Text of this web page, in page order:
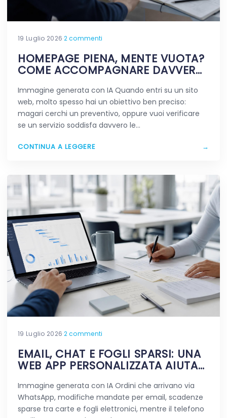
19 Luglio 2026·2 commenti
HOMEPAGE PIENA, MENTE VUOTA?
COME ACCOMPAGNARE DAVVERO
Immagine generata con IA Quando entri su un sito
web, molto spesso hai un obiettivo ben preciso:
magari cerchi un preventivo, oppure vuoi verificare
se un servizio soddisfa davvero le…
CONTINUA A LEGGERE →
19 Luglio 2026·2 commenti
EMAIL, CHAT E FOGLI SPARSI: UNA
WEB APP PERSONALIZZATA AIUTA
Immagine generata con IA Ordini che arrivano via
WhatsApp, modifiche mandate per email, scadenze
sparse tra carte e fogli elettronici, mentre il telefono